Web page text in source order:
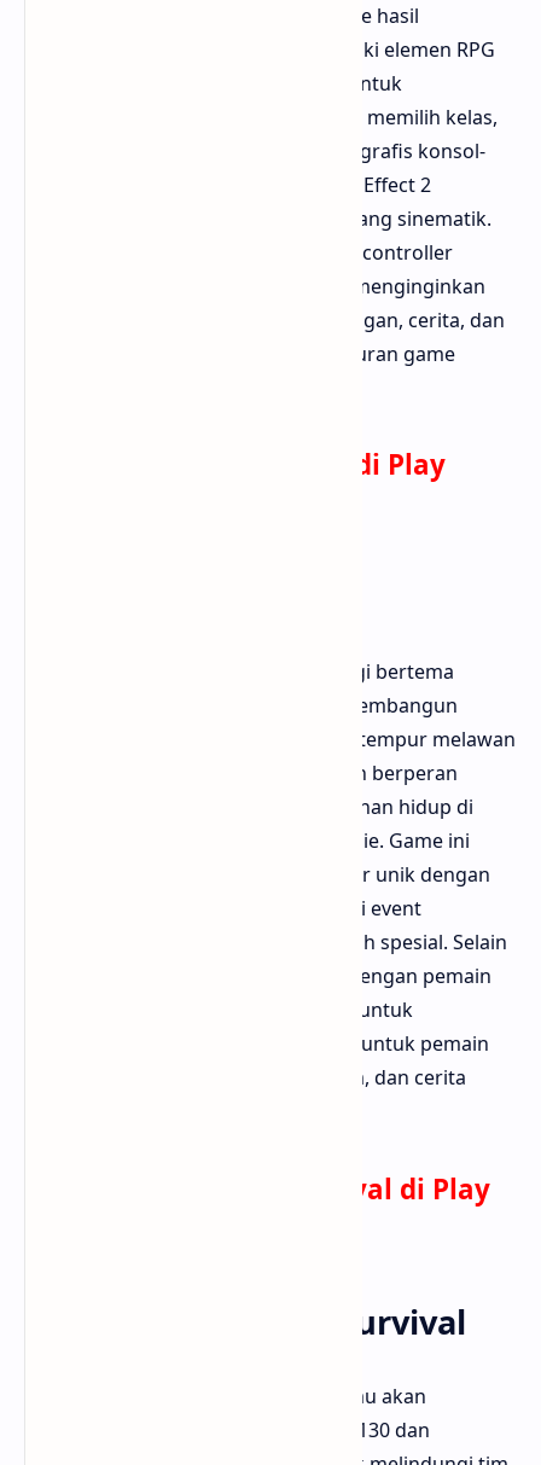
bertahan hidup dari serangan zombie hasil
eksperimen genetik. Game ini memiliki elemen RPG
yang kuat, memungkinkan pemain untuk
meningkatkan kemampuan karakter, memilih kelas,
dan meng-upgrade senjata. Dengan grafis konsol-
grade dan narasi suara penuh, Dead Effect 2
memberikan pengalaman bermain yang sinematik.
Selain itu, game ini juga mendukung controller
eksternal, cocok untuk gamer yang menginginkan
pengalaman lebih mendalam. Tantangan, cerita, dan
gameplay-nya sangat solid untuk ukuran game
Download Dead Effect 2 di Play
State of Survival adalah game strategi bertema
zombie yang memadukan elemen membangun
markas, mengatur pasukan, dan bertempur melawan
zombie serta pemain lain. Kamu akan berperan
sebagai pemimpin koloni yang bertahan hidup di
dunia yang hancur akibat virus zombie. Game ini
menawarkan cerita menarik, karakter unik dengan
kemampuan berbeda, serta berbagai event
mingguan yang menghadirkan hadiah spesial. Selain
itu, kamu juga bisa menjalin aliansi dengan pemain
lain dan bertarung dalam mode PvP untuk
mendominasi wilayah. Sangat cocok untuk pemain
yang menyukai taktik, kerja sama tim, dan cerita
Download State of Survival di Play
8. Zombie Gunship Survival
Dalam Zombie Gunship Survival, kamu akan
mengendalikan pesawat tempur AC-130 dan